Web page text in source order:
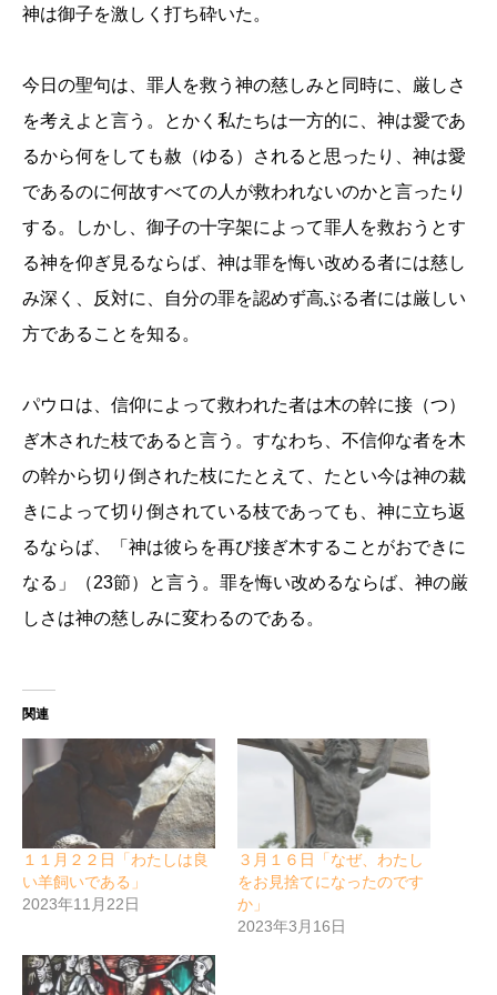
神は御子を激しく打ち砕いた。
今日の聖句は、罪人を救う神の慈しみと同時に、厳しさ
を考えよと言う。とかく私たちは一方的に、神は愛であ
るから何をしても赦（ゆる）されると思ったり、神は愛
であるのに何故すべての人が救われないのかと言ったり
する。しかし、御子の十字架によって罪人を救おうとす
る神を仰ぎ見るならば、神は罪を悔い改める者には慈し
み深く、反対に、自分の罪を認めず高ぶる者には厳しい
方であることを知る。
パウロは、信仰によって救われた者は木の幹に接（つ）
ぎ木された枝であると言う。すなわち、不信仰な者を木
の幹から切り倒された枝にたとえて、たとい今は神の裁
きによって切り倒されている枝であっても、神に立ち返
るならば、「神は彼らを再び接ぎ木することがおできに
なる」（23節）と言う。罪を悔い改めるならば、神の厳
しさは神の慈しみに変わるのである。
関連
１１月２２日「わたしは良
い羊飼いである」
2023年11月22日
３月１６日「なぜ、わたし
をお見捨てになったのです
か」
2023年3月16日